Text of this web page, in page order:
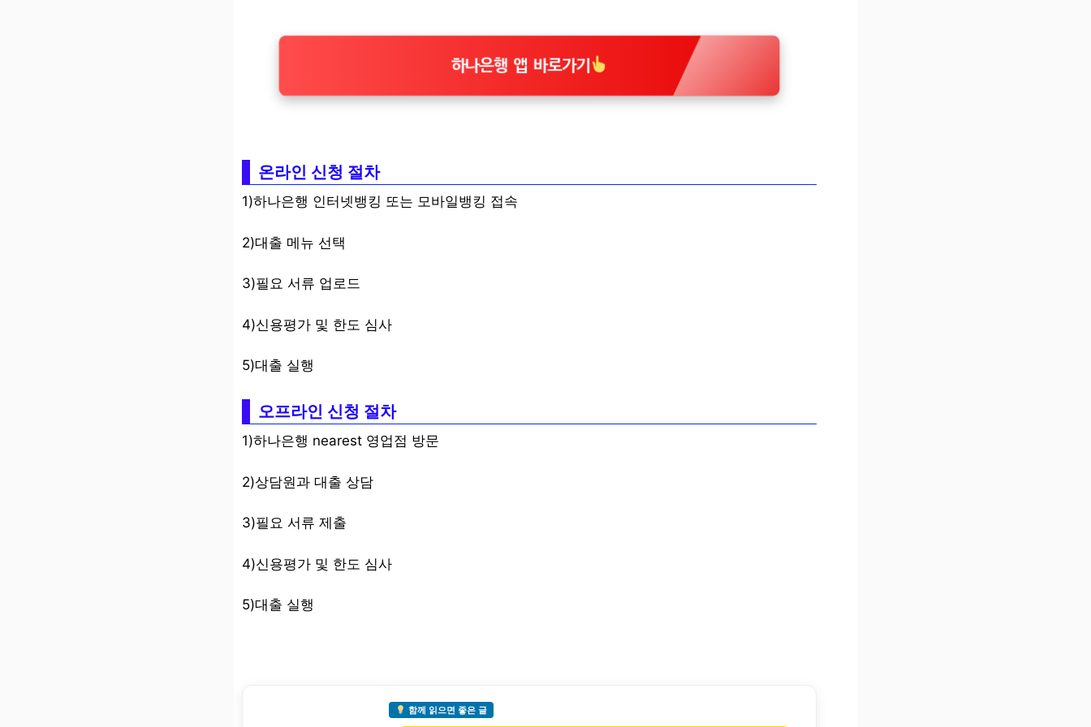
하나은행 앱 바로가기
온라인 신청 절차
1)하나은행 인터넷뱅킹 또는 모바일뱅킹 접속
2)대출 메뉴 선택
3)필요 서류 업로드
4)신용평가 및 한도 심사
5)대출 실행
오프라인 신청 절차
1)하나은행 nearest 영업점 방문
2)상담원과 대출 상담
3)필요 서류 제출
4)신용평가 및 한도 심사
5)대출 실행
함께 읽으면 좋은 글